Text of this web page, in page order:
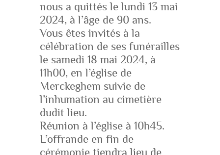
nous a quittés le lundi 13 mai
2024, à l’âge de 90 ans.
Vous êtes invités à la
célébration de ses funérailles
le samedi 18 mai 2024, à
11h00, en l’église de
Merckeghem suivie de
l’inhumation au cimetière
dudit lieu.
Réunion à l’église à 10h45.
L’offrande en fin de
cérémonie tiendra lieu de